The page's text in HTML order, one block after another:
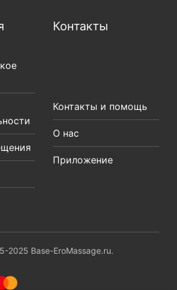
Контакты
Контакты и помощь
О нас
Приложение
2025 Base-EroMassage.ru.